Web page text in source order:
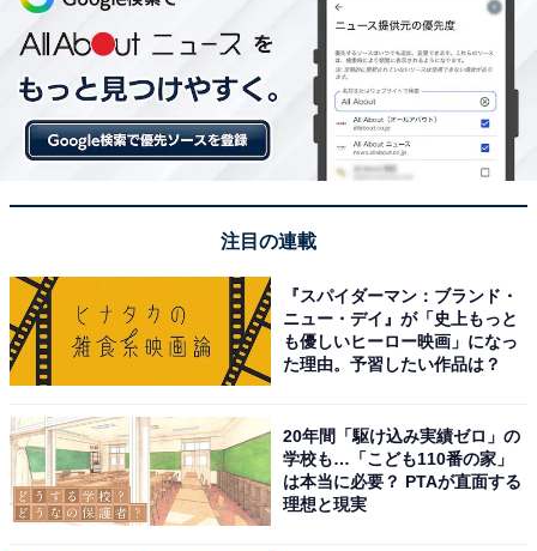
こちらもおすすめ
日本で最も“住みここちが良い街” 2位「愛知県
1
注目の連載
『スパイダーマン：ブランド・
ニュー・デイ』が「史上もっと
も優しいヒーロー映画」になっ
た理由。予習したい作品は？
20年間「駆け込み実績ゼロ」の
学校も…「こども110番の家」
は本当に必要？ PTAが直面する
理想と現実